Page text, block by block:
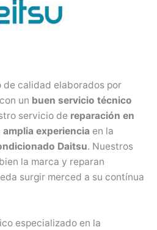
de calidad elaborados por
un buen servicio técnico
servicio de reparación en
amplia experiencia en la
Daitsu. Nuestros
la marca y reparan
surgir merced a su contínua
especializado en la